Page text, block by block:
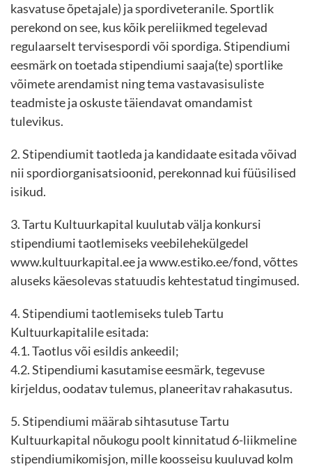
kasvatuse õpetajale) ja spordiveteranile. Sportlik
perekond on see, kus kõik pereliikmed tegelevad
regulaarselt tervisespordi või spordiga. Stipendiumi
eesmärk on toetada stipendiumi saaja(te) sportlike
võimete arendamist ning tema vastavasisuliste
teadmiste ja oskuste täiendavat omandamist
tulevikus.
2. Stipendiumit taotleda ja kandidaate esitada võivad
nii spordiorganisatsioonid, perekonnad kui füüsilised
isikud.
3. Tartu Kultuurkapital kuulutab välja konkursi
stipendiumi taotlemiseks veebilehekülgedel
www.kultuurkapital.ee ja www.estiko.ee/fond, võttes
aluseks käesolevas statuudis kehtestatud tingimused.
4. Stipendiumi taotlemiseks tuleb Tartu
Kultuurkapitalile esitada:
4.1. Taotlus või esildis ankeedil;
4.2. Stipendiumi kasutamise eesmärk, tegevuse
kirjeldus, oodatav tulemus, planeeritav rahakasutus.
5. Stipendiumi määrab sihtasutuse Tartu
Kultuurkapital nõukogu poolt kinnitatud 6-liikmeline
stipendiumikomisjon, mille koosseisu kuuluvad kolm